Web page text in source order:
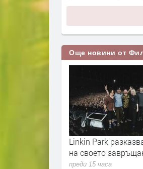
Още новини от
Linkin Park
на своето
преди 15 часа